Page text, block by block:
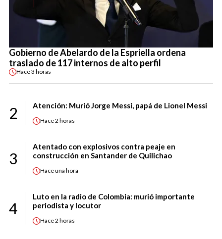
Gobierno de Abelardo de la Espriella ordena
traslado de 117 internos de alto perfil
Hace3 horas
2 Atención: Murió Jorge Messi, papá de Lionel Messi
Hace2 horas
3
Atentado con explosivos contra peaje en
construcción en Santander de Quilichao
Haceuna hora
4
Luto en la radio de Colombia: murió importante
periodista y locutor
Hace2 horas